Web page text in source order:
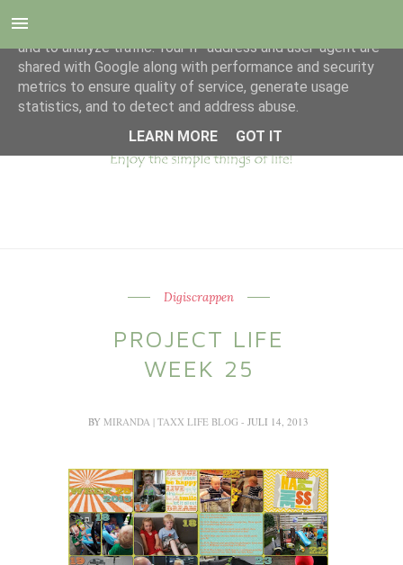
Digiscrappen
PROJECT LIFE
WEEK 25
BYMIRANDA | TAXX LIFE BLOG- JULI 14, 2013
This site uses cookies from Google to deliver its services
and to analyze traffic. Your IP address and user-agent are
shared with Google along with performance and security
metrics to ensure quality of service, generate usage
statistics, and to detect and address abuse.
LEARN MORE
GOT IT